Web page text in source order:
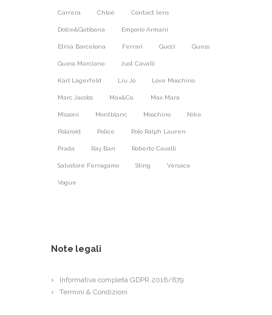
Carrera Chloé Contact lens
Dolce&Gabbana Emporio Armani
Etnia Barcelona Ferrari Gucci Guess
Guess Marciano Just Cavalli
Karl Lagerfeld Liu Jo Love Moschino
Marc Jacobs Max&Co. Max Mara
Missoni Montblanc Moschino Nike
Polaroid Police Polo Ralph Lauren
Prada Ray Ban Roberto Cavalli
Salvatore Ferragamo Sting Versace
Vogue
Note legali
Informativa completa GDPR 2016/679
Termini & Condizioni